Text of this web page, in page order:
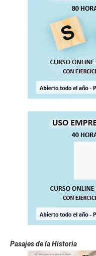
Pasajes de la Historia